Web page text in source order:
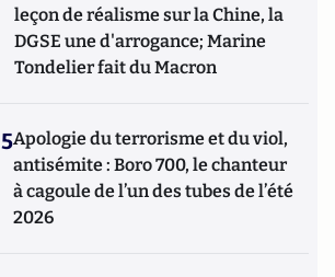
leçon de réalisme sur la Chine, la
DGSE une d'arrogance; Marine
Tondelier fait du Macron
5Apologie du terrorisme et du viol,
antisémite : Boro 700, le chanteur
à cagoule de l’un des tubes de l’été
2026